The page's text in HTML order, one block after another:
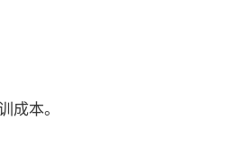
成本。